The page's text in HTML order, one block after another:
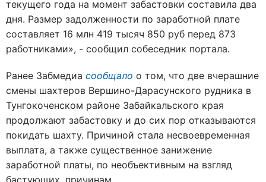
текущего года на момент забастовки составила два
дня. Размер задолженности по заработной плате
составляет 16 млн 419 тысяч 850 руб перед 873
работниками», - сообщил собеседник портала.
Ранее Забмедиа сообщало о том, что две вчерашние
смены шахтеров Вершино-Дарасунского рудника в
Тунгокоченском районе Забайкальского края
продолжают забастовку и до сих пор отказываются
покидать шахту. Причиной стала несвоевременная
выплата, а также существенное занижение
заработной платы, по необъективным на взгляд
бастующих, причинам.